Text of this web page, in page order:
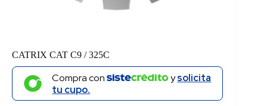
CATRIX CAT C9 / 325C
Compra con ysolicita
tu cupo.